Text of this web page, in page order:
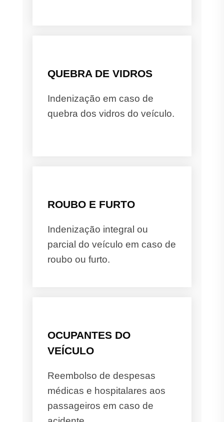
QUEBRA DE VIDROS
Indenização em caso de
quebra dos vidros do veículo.
ROUBO E FURTO
Indenização integral ou
parcial do veículo em caso de
roubo ou furto.
OCUPANTES DO
VEÍCULO
Reembolso de despesas
médicas e hospitalares aos
passageiros em caso de